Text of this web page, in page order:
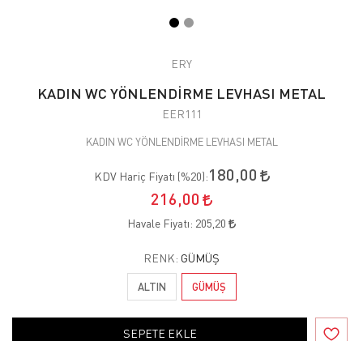
ERY
KADIN WC YÖNLENDİRME LEVHASI METAL
EER111
KADIN WC YÖNLENDİRME LEVHASI METAL
KDV Hariç Fiyatı (%20):180,00
216,00
Havale Fiyatı: 205,20
RENK: GÜMÜŞ
ALTIN GÜMÜŞ
SEPETE EKLE